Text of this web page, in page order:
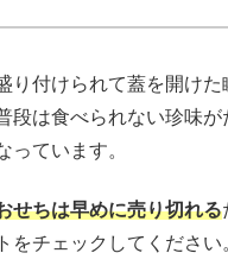
り付けられて蓋を開けた
段は食べられない珍味が
っています。
せちは早めに売り切れる
をチェックしてください